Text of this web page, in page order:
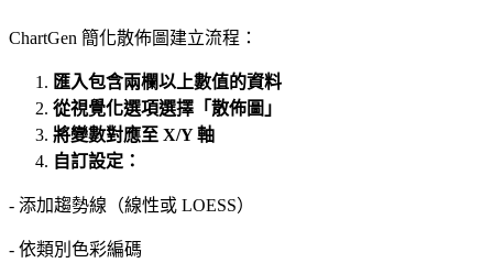
ChartGen 簡化散佈圖建立流程：
匯入包含兩欄以上數值的資料
從視覺化選項選擇「散佈圖」
將變數對應至 X/Y 軸
自訂設定：
- 添加趨勢線（線性或 LOESS）
- 依類別色彩編碼